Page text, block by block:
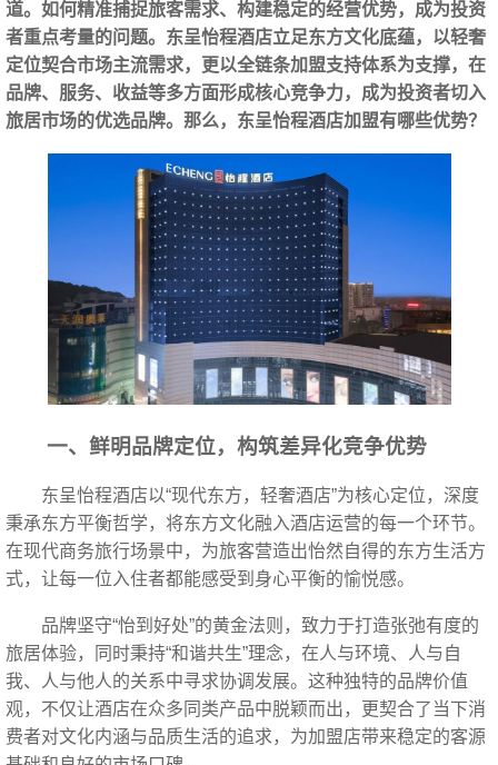
道。如何精准捕捉旅客需求、构建稳定的经营优势，成为投资
者重点考量的问题。东呈怡程酒店立足东方文化底蕴，以轻奢
定位契合市场主流需求，更以全链条加盟支持体系为支撑，在
品牌、服务、收益等多方面形成核心竞争力，成为投资者切入
旅居市场的优选品牌。那么， 东呈怡程酒店加盟有哪些优势？
一、鲜明品牌定位，构筑差异化竞争优势
东呈怡程酒店以“现代东方，轻奢酒店”为核心定位，深度
秉承东方平衡哲学，将东方文化融入酒店运营的每一个环节。
在现代商务旅行场景中，为旅客营造出怡然自得的东方生活方
式，让每一位入住者都能感受到身心平衡的愉悦感。
品牌坚守“怡到好处”的黄金法则，致力于打造张弛有度的
旅居体验，同时秉持“和谐共生”理念，在人与环境、人与自
我、人与他人的关系中寻求协调发展。这种独特的品牌价值
观，不仅让酒店在众多同类产品中脱颖而出，更契合了当下消
费者对文化内涵与品质生活的追求，为加盟店带来稳定的客源